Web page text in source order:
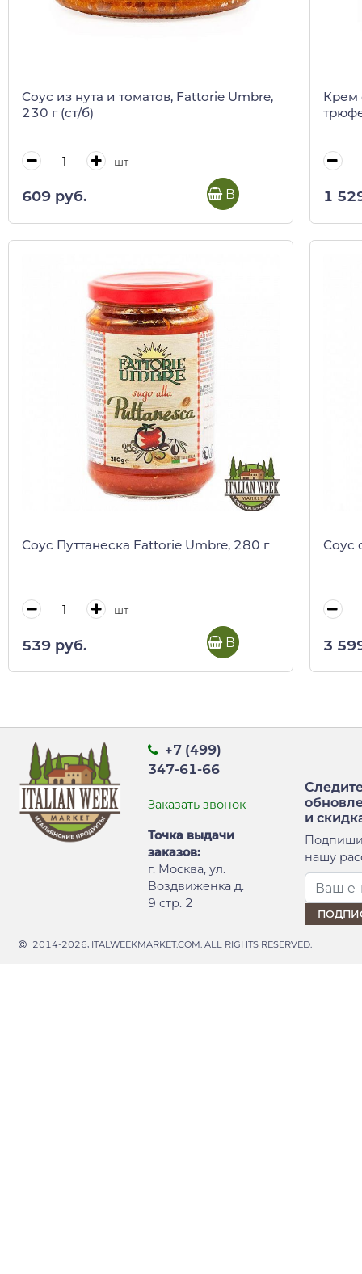
Соус из нута и томатов, Fattorie Umbre,
230 г (ст/б)
шт
609 руб. В корзину
Крем
1
Соус Путтанеска Fattorie Umbre, 280 г
шт
539 руб. В корзину
Соус
3
+7 (499)
347-61-66
Заказать звонок
Точка выдачи
заказов:
г. Москва, ул.
Воздвиженка д.
9 стр. 2
и
нашу
2014-2026, ITALWEEKMARKET.COM. ALL RIGHTS RESERVED.